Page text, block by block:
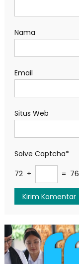
Nama
Email
Situs Web
Solve Captcha*
72 +
= 76